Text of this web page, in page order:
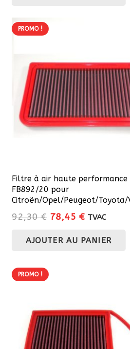
PROMO !
Filtre à air haute performance
FB892/20 pour
Citroën/Opel/Peugeot/
92,30€ Le
initial
78,45 €Le
actuel
TVAC
AJOUTER AU PANIER
PROMO !